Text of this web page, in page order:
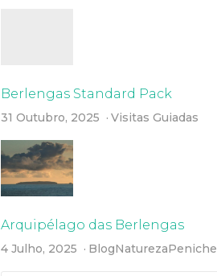
Berlengas Standard Pack
31 Outubro, 2025 Visitas Guiadas
Arquipélago das Berlengas
4 Julho, 2025 BlogNaturezaPeniche